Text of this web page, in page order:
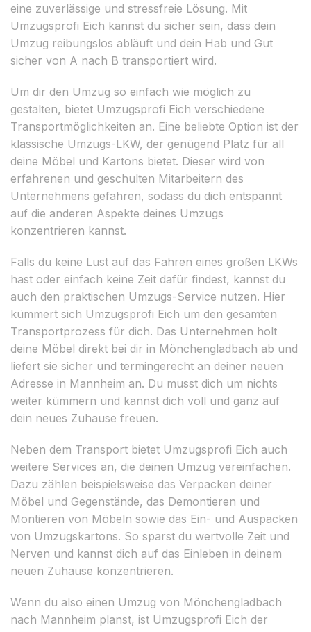
eine zuverlässige und stressfreie Lösung. Mit
Umzugsprofi Eich kannst du sicher sein, dass dein
Umzug reibungslos abläuft und dein Hab und Gut
sicher von A nach B transportiert wird.
Um dir den Umzug so einfach wie möglich zu
gestalten, bietet Umzugsprofi Eich verschiedene
Transportmöglichkeiten an. Eine beliebte Option ist der
klassische Umzugs-LKW, der genügend Platz für all
deine Möbel und Kartons bietet. Dieser wird von
erfahrenen und geschulten Mitarbeitern des
Unternehmens gefahren, sodass du dich entspannt
auf die anderen Aspekte deines Umzugs
konzentrieren kannst.
Falls du keine Lust auf das Fahren eines großen LKWs
hast oder einfach keine Zeit dafür findest, kannst du
auch den praktischen Umzugs-Service nutzen. Hier
kümmert sich Umzugsprofi Eich um den gesamten
Transportprozess für dich. Das Unternehmen holt
deine Möbel direkt bei dir in Mönchengladbach ab und
liefert sie sicher und termingerecht an deiner neuen
Adresse in Mannheim an. Du musst dich um nichts
weiter kümmern und kannst dich voll und ganz auf
dein neues Zuhause freuen.
Neben dem Transport bietet Umzugsprofi Eich auch
weitere Services an, die deinen Umzug vereinfachen.
Dazu zählen beispielsweise das Verpacken deiner
Möbel und Gegenstände, das Demontieren und
Montieren von Möbeln sowie das Ein- und Auspacken
von Umzugskartons. So sparst du wertvolle Zeit und
Nerven und kannst dich auf das Einleben in deinem
neuen Zuhause konzentrieren.
Wenn du also einen Umzug von Mönchengladbach
nach Mannheim planst, ist Umzugsprofi Eich der